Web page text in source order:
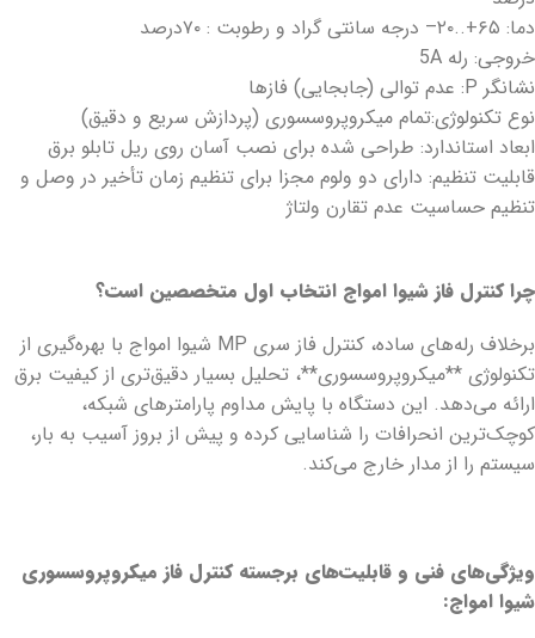
دما: ۶۵+..۲۰– درجه سانتی گراد و رطوبت : ۷۰درصد
خروجی: رله 5A
نشانگر P: عدم توالی (جابجایی) فازها
نوع تکنولوژی:تمام میکروپروسسوری (پردازش سریع و دقیق)
ابعاد استاندارد: طراحی شده برای نصب آسان روی ریل تابلو برق
قابلیت تنظیم: دارای دو ولوم مجزا برای تنظیم زمان تأخیر در وصل و
تنظیم حساسیت عدم تقارن ولتاژ
چرا کنترل فاز شیوا امواج انتخاب اول متخصصین است؟
برخلاف رله‌های ساده، کنترل فاز سری MP شیوا امواج با بهره‌گیری از
تکنولوژی **میکروپروسسوری**، تحلیل بسیار دقیق‌تری از کیفیت برق
ارائه می‌دهد. این دستگاه با پایش مداوم پارامترهای شبکه،
کوچک‌ترین انحرافات را شناسایی کرده و پیش از بروز آسیب به بار،
سیستم را از مدار خارج می‌کند.
ویژگی‌های فنی و قابلیت‌های برجسته کنترل فاز میکروپروسسوری
شیوا امواج: